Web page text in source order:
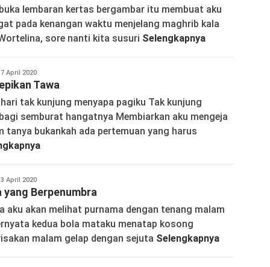
lembaran kertas bergambar itu membuat aku
pada kenangan waktu menjelang maghrib kala
sore nanti kita susuri Selengkapnya
7 April 2020
Tawa
tak kunjung menyapa pagiku Tak kunjung
semburat hangatnya Membiarkan aku mengeja
tanya bukankah ada pertemuan yang harus
3 April 2020
yang Berpenumbra
aku akan melihat purnama dengan tenang malam
kedua bola mataku menatap kosong
malam gelap dengan sejuta Selengkapnya